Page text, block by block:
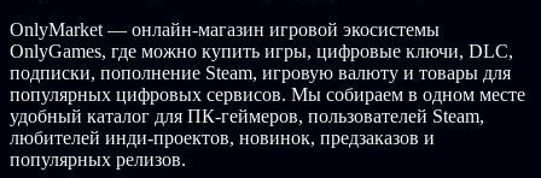
OnlyMarket — онлайн-магазин игровой экосистемы
OnlyGames, где можно купить игры, цифровые ключи, DLC,
подписки, пополнение Steam, игровую валюту и товары для
популярных цифровых сервисов. Мы собираем в одном месте
удобный каталог для ПК-геймеров, пользователей Steam,
любителей инди-проектов, новинок, предзаказов и
популярных релизов.